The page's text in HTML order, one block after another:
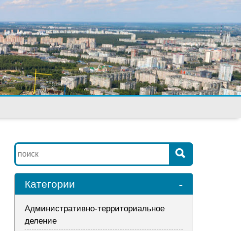
Категории -
Административно-территориальное
деление